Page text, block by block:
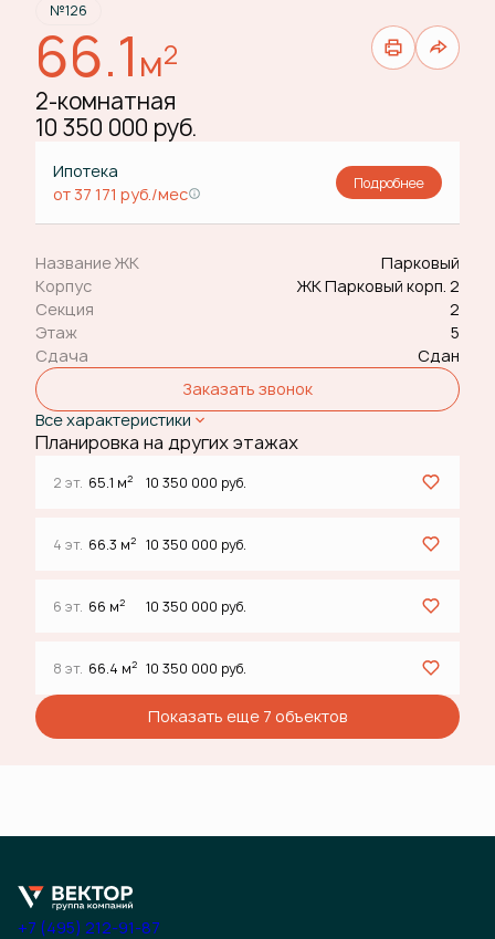
№126
66.1м2
2-комнатная
10 350 000 руб.
Ипотека
от 37 171 руб./мес
Подробнее
Название ЖК
Парковый
Корпус
ЖК Парковый корп. 2
Секция
2
Этаж
5
Сдача
Сдан
Заказать звонок
Все характеристики
Планировка на других этажах
2 эт. 65.1 м2 10 350 000 руб.
4 эт. 66.3 м2 10 350 000 руб.
6 эт. 66 м2 10 350 000 руб.
8 эт. 66.4 м2 10 350 000 руб.
Показать еще 7 объектов
+7 (495) 212-91-87